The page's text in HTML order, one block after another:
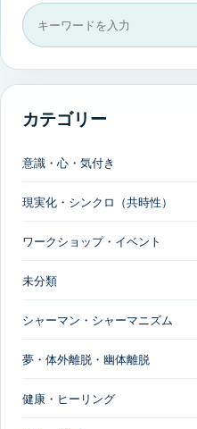
カテゴリー
意識・心・気付き
現実化・シンクロ（共時性）
ワークショップ・イベント
未分類
シャーマン・シャーマニズム
夢・体外離脱・幽体離脱
健康・ヒーリング